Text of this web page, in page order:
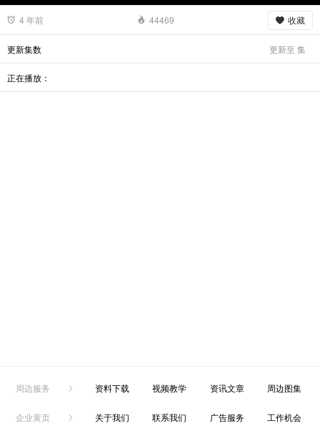
4 年前 44469 收藏
更新集数 更新至 集
正在播放：
周边服务 资料下载 视频教学 资讯文章 周边图集
企业黄页 关于我们 联系我们 广告服务 工作机会